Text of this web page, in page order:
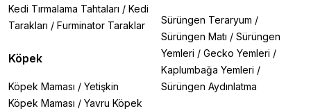
Kedi Tırmalama Tahtaları / Kedi
Tarakları / Furminator Taraklar
Köpek
Köpek Maması / Yetişkin
Köpek Maması / Yavru Köpek
Sürüngen Teraryum /
Sürüngen Matı / Sürüngen
Yemleri / Gecko Yemleri /
Kaplumbağa Yemleri /
Sürüngen Aydınlatma